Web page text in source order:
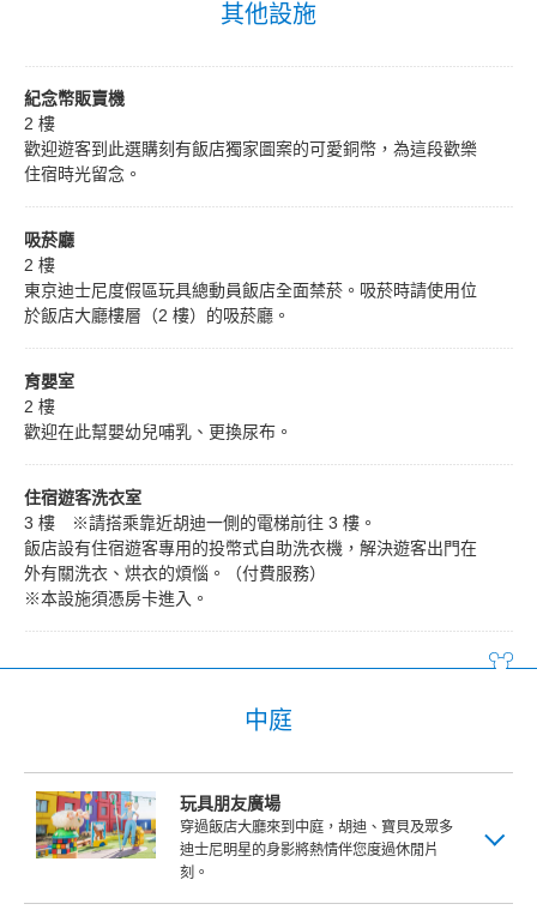
其他設施
紀念幣販賣機
2 樓
歡迎遊客到此選購刻有飯店獨家圖案的可愛銅幣，為這段歡樂
住宿時光留念。
吸菸廳
2 樓
東京迪士尼度假區玩具總動員飯店全面禁菸。吸菸時請使用位
於飯店大廳樓層（2 樓）的吸菸廳。
育嬰室
2 樓
歡迎在此幫嬰幼兒哺乳、更換尿布。
住宿遊客洗衣室
3 樓 ※請搭乘靠近胡迪一側的電梯前往 3 樓。
飯店設有住宿遊客專用的投幣式自助洗衣機，解決遊客出門在
外有關洗衣、烘衣的煩惱。（付費服務）
※本設施須憑房卡進入。
中庭
玩具朋友廣場
穿過飯店大廳來到中庭，胡迪、寶貝及眾多
迪士尼明星的身影將熱情伴您度過休閒片
刻。